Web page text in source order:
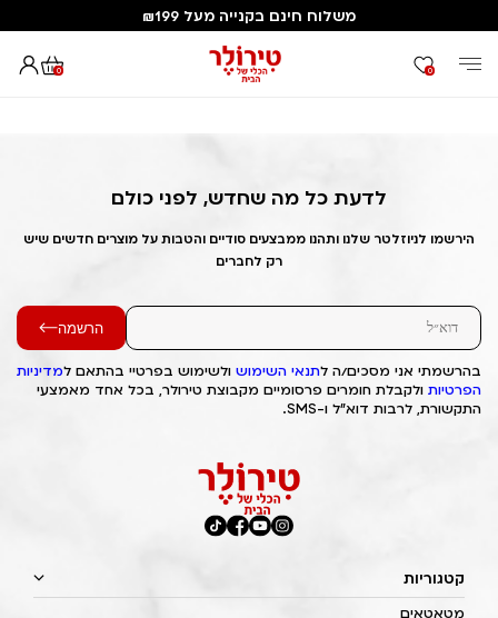
משלוח חינם בקנייה מעל ₪199
0 0
דף הבית Out of Stock Alert 2025/02/18 1739885582
לדעת כל מה שחדש, לפני כולם
הירשמו לניוזלטר שלנו ותהנו ממבצעים סודיים והטבות על מוצרים חדשים שיש
רק לחברים
הרשמה
בהרשמתי אני מסכים/ה לתנאי השימוש ולשימוש בפרטיי בהתאם למדיניות
הפרטיות ולקבלת חומרים פרסומיים מקבוצת טירולר, בכל אחד מאמצעי
התקשורת, לרבות דוא"ל ו-SMS.
קטגוריות
מטאטאים